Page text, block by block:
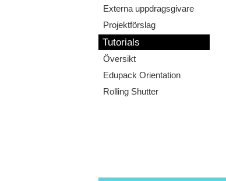
Externa uppdragsgivare
Projektförslag
Tutorials
Översikt
Edupack Orientation
Rolling Shutter